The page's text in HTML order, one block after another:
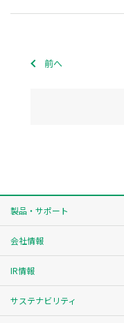
前へ
製品・サポート
会社情報
IR情報
サステナビリティ